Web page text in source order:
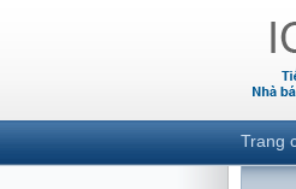
Trang